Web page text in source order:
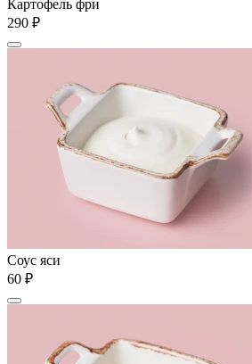
Картофель фри
290 ₽
Соус яси
60 ₽